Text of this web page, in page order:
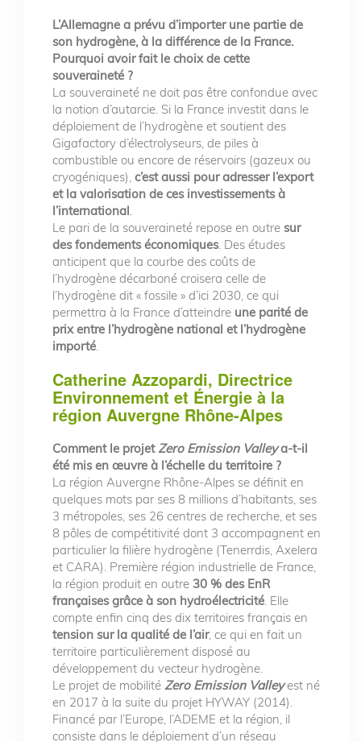
L’Allemagne a prévu d’importer une partie de
son hydrogène, à la différence de la France.
Pourquoi avoir fait le choix de cette
souveraineté ?
La souveraineté ne doit pas être confondue avec
la notion d’autarcie. Si la France investit dans le
déploiement de l’hydrogène et soutient des
Gigafactory d’électrolyseurs, de piles à
combustible ou encore de réservoirs (gazeux ou
cryogéniques), c’est aussi pour adresser l’export
et la valorisation de ces investissements à
l’international
Le pari de la souveraineté repose en outre sur
des fondements économiques. Des études
anticipent que la courbe des coûts de
l’hydrogène décarboné croisera celle de
l’hydrogène dit « fossile » d’ici 2030, ce qui
permettra à la France d’atteindre une parité de
prix entre l’hydrogène national et l’hydrogène
importé
Catherine Azzopardi, Directrice
Environnement et Énergie à la
région Auvergne Rhône-Alpes
Comment le projet Zero Emission Valleya-t-il
été mis en œuvre à l’échelle du territoire ?
La région Auvergne Rhône-Alpes se définit en
quelques mots par ses 8 millions d’habitants, ses
3 métropoles, ses 26 centres de recherche, et ses
8 pôles de compétitivité dont 3 accompagnent en
particulier la filière hydrogène (Tenerrdis, Axelera
et CARA). Première région industrielle de France,
la région produit en outre 30 % des EnR
françaises grâce à son hydroélectricité . Elle
compte enfin cinq des dix territoires français en
tension sur la qualité de l’air, ce qui en fait un
territoire particulièrement disposé au
développement du vecteur hydrogène.
Le projet de mobilité Zero Emission Valleyest né
en 2017 à la suite du projet HYWAY (2014).
Financé par l’Europe, l’ADEME et la région, il
consiste dans le déploiement d’un réseau